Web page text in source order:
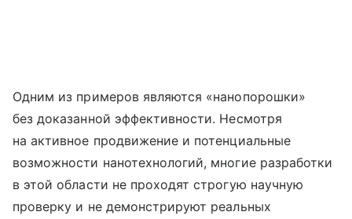
Одним из примеров являются «нанопорошки»
без доказанной эффективности. Несмотря
на активное продвижение и потенциальные
возможности нанотехнологий, многие разработки
в этой области не проходят строгую научную
проверку и не демонстрируют реальных